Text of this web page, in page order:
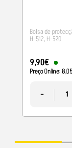
Bolsa de
H-512, H-520
9,90€
Preço Online:8,05
-